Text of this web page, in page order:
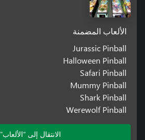
الألعاب المضمنة
Jurassic Pinball
Halloween Pinball
Safari Pinball
Mummy Pinball
Shark Pinball
Werewolf Pinball
الانتقال إلى "الألعاب"